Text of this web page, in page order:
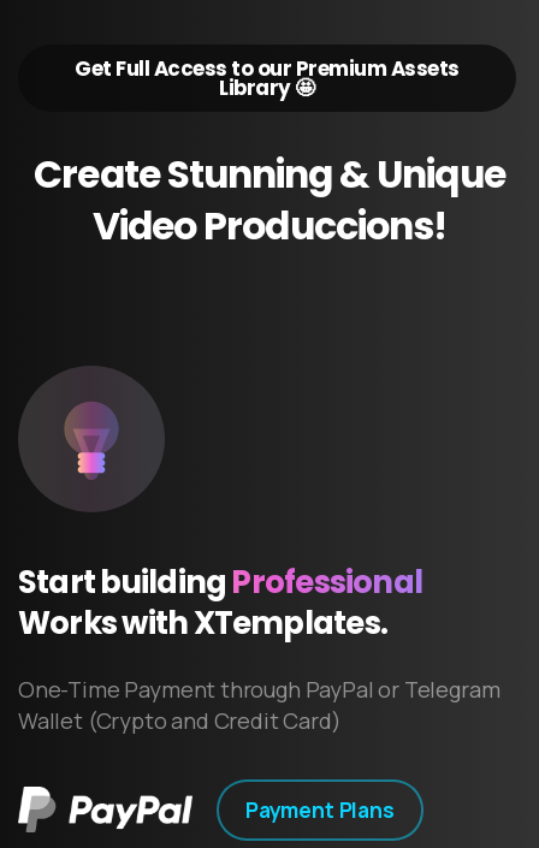
Get Full Access to our Premium Assets
Library 🤩
CreateStunning&Unique
VideoProduccions!
StartbuildingProfessional
WorkswithXTemplates.
One-Time Payment through PayPal or Telegram
Wallet (Crypto and Credit Card)
Payment Plans